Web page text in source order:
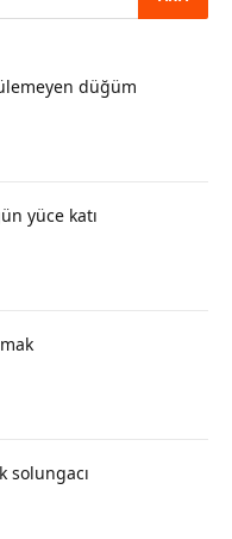
düğüm
yüce katı
solungacı